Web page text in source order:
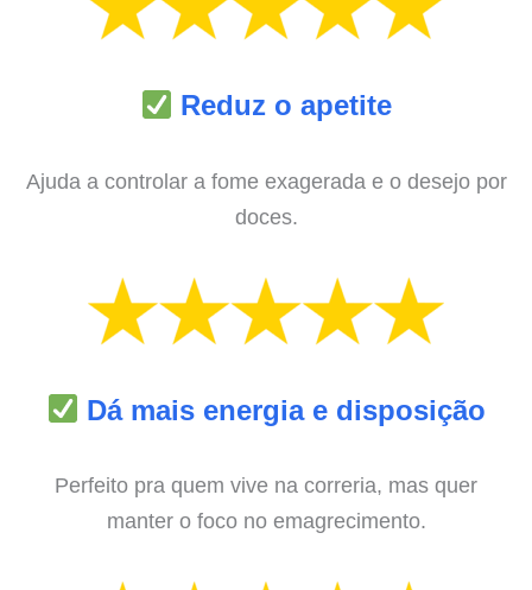
Reduz o apetite
Ajuda a controlar a fome exagerada e o desejo por
doces.
Dá mais energia e disposição
Perfeito pra quem vive na correria, mas quer
manter o foco no emagrecimento.